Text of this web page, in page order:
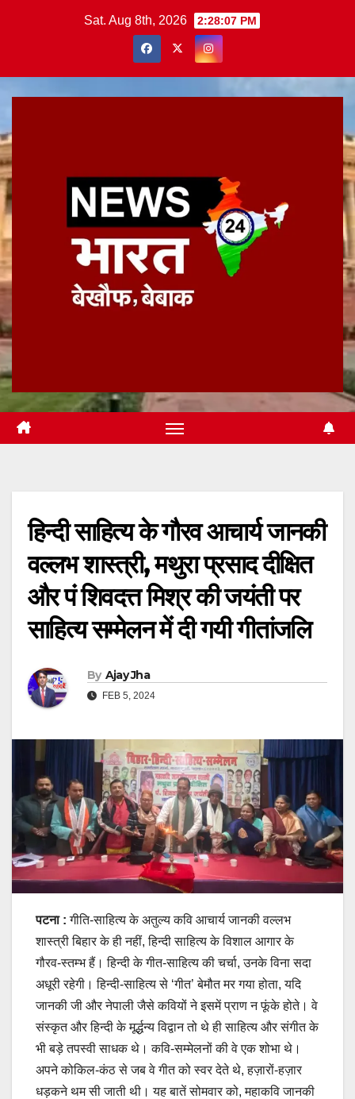
Sat. Aug 8th, 2026 2:28:07 PM
हिन्दी साहित्य के गौरव आचार्य जानकी
वल्लभ शास्त्री, मथुरा प्रसाद दीक्षित
और पं शिवदत्त मिश्र की जयंती पर
साहित्य सम्मेलन में दी गयी गीतांजलि
By Ajay Jha
FEB 5, 2024
पटना :गीति-साहित्य के अतुल्य कवि आचार्य जानकी वल्लभ
शास्त्री बिहार के ही नहीं, हिन्दी साहित्य के विशाल आगार के
गौरव-स्तम्भ हैं। हिन्दी के गीत-साहित्य की चर्चा, उनके विना सदा
अधूरी रहेगी। हिन्दी-साहित्य से ‘गीत’ बेमौत मर गया होता, यदि
जानकी जी और नेपाली जैसे कवियों ने इसमें प्राण न फूंके होते। वे
संस्कृत और हिन्दी के मूर्द्धन्य विद्वान तो थे ही साहित्य और संगीत के
भी बड़े तपस्वी साधक थे। कवि-सम्मेलनों की वे एक शोभा थे।
अपने कोकिल-कंठ से जब वे गीत को स्वर देते थे, हज़ारों-हज़ार
धड़कने थम सी जाती थी। यह बातें सोमवार को, महाकवि जानकी